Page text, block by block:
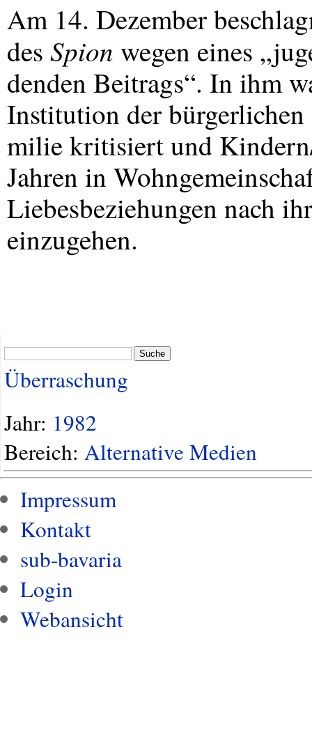
Am 14. Dezember
des Spion wegen eines
denden Beitrags“. In ihm
Institution der
milie kritisiert und
Jahren in
Liebesbeziehungen nach
einzugehen.
Suche
Überraschung
Jahr: 1982
Bereich: Alternative Medien
Impressum
Kontakt
sub-bavaria
Login
Webansicht